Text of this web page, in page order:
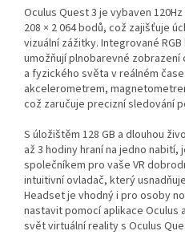
Oculus Quest 3 je vybaven
208 × 2 064 bodů, což zajišťuje
vizuální zážitky. Integrované
umožňují plnobarevné zobrazení
a fyzického světa v reálném
akcelerometrem,
což zaručuje precizní sledování
S úložištěm 128 GB a dlouhou
až 3 hodiny hraní na jedno nabití,
společníkem pro vaše VR
intuitivní ovladač, který
Headset je vhodný i pro osoby
nastavit pomocí aplikace Oculus
svět virtuální reality s Oculus